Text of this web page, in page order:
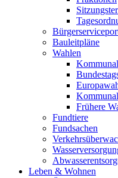
Bauleitpläne
Wahlen
Frühere
Fundtiere
Fundsachen
Leben & Wohnen